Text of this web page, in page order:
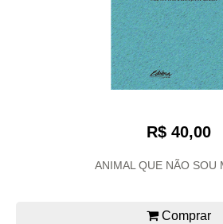
R$ 40,00
ANIMAL QUE NÃO SOU
Comprar